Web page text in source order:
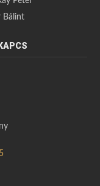
Bálint